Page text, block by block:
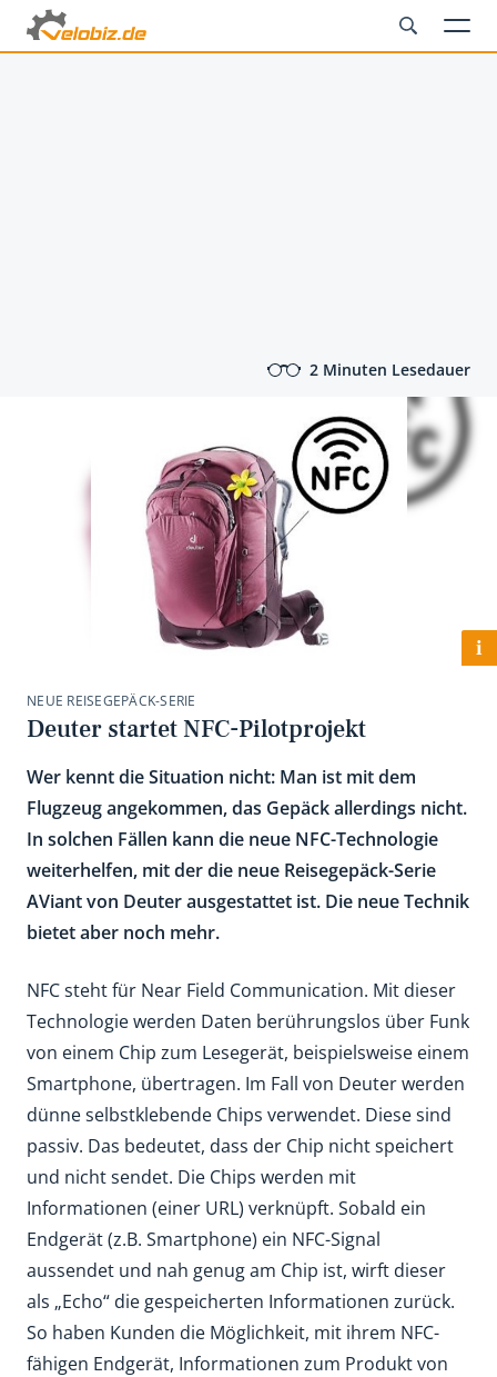
2 Minuten Lesedauer
i
NEUE REISEGEPÄCK-SERIE
Deuter startet NFC-Pilotprojekt
Wer kennt die Situation nicht: Man ist mit dem
Flugzeug angekommen, das Gepäck allerdings nicht.
In solchen Fällen kann die neue NFC-Technologie
weiterhelfen, mit der die neue Reisegepäck-Serie
AViant von Deuter ausgestattet ist. Die neue Technik
bietet aber noch mehr.
NFC steht für Near Field Communication. Mit dieser
Technologie werden Daten berührungslos über Funk
von einem Chip zum Lesegerät, beispielsweise einem
Smartphone, übertragen. Im Fall von Deuter werden
dünne selbstklebende Chips verwendet. Diese sind
passiv. Das bedeutet, dass der Chip nicht speichert
und nicht sendet. Die Chips werden mit
Informationen (einer URL) verknüpft. Sobald ein
Endgerät (z.B. Smartphone) ein NFC-Signal
aussendet und nah genug am Chip ist, wirft dieser
als „Echo“ die gespeicherten Informationen zurück.
So haben Kunden die Möglichkeit, mit ihrem NFC-
fähigen Endgerät, Informationen zum Produkt von